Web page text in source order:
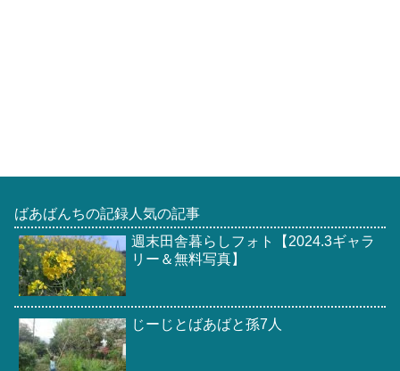
ばあばんちの記録人気の記事
週末田舎暮らしフォト【2024.3ギャラ
リー＆無料写真】
じーじとばあばと孫7人